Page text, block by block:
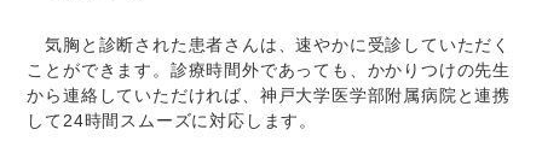
気胸と診断された患者さんは、速やかに受診していただく
ことができます。診療時間外であっても、かかりつけの先生
から連絡していただければ、神戸大学医学部附属病院と連携
して24時間スムーズに対応します。